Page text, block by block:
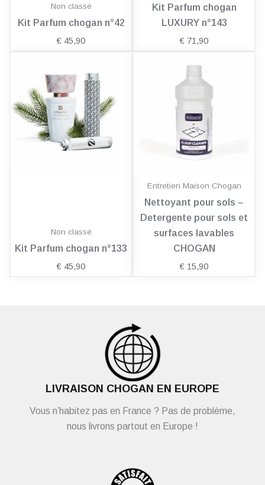
Non classé
Kit Parfum chogan n°42
€ 45,90
Kit Parfum chogan
LUXURY n°143
€ 71,90
Non classé
Kit Parfum chogan n°133
€ 45,90
Entretien Maison Chogan
Nettoyant pour sols –
Detergente pour sols et
surfaces lavables
CHOGAN
€ 15,90
LIVRAISON CHOGAN EN EUROPE
Vous n’habitez pas en France ? Pas de problème,
nous livrons partout en Europe !